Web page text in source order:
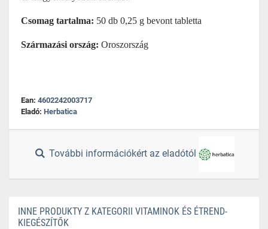
Csomag tartalma: 50 db 0,25 g bevont tabletta
Származási ország: Oroszország
Ean: 4602242003717
Eladó: Herbatica
További információkért az eladótól
INNE PRODUKTY Z KATEGORII VITAMINOK ÉS ÉTREND-
KIEGÉSZÍTŐK